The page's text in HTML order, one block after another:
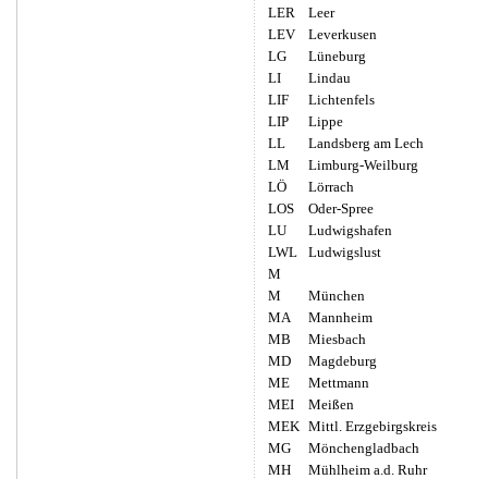
LER
Leer
LEV
Leverkusen
LG
Lüneburg
LI
Lindau
LIF
Lichtenfels
LIP
Lippe
LL
Landsberg am Lech
LM
Limburg-Weilburg
LÖ
Lörrach
LOS
Oder-Spree
LU
Ludwigshafen
LWL
Ludwigslust
M
M
München
MA
Mannheim
MB
Miesbach
MD
Magdeburg
ME
Mettmann
MEI
Meißen
MEK Mittl. Erzgebirgskreis
MG
Mönchengladbach
MH
Mühlheim a.d. Ruhr